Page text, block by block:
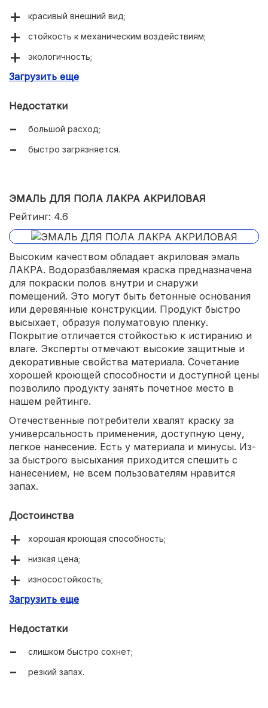
красивый внешний вид;
стойкость к механическим воздействиям;
экологичность;
широкий выбор цветов.
Загрузить еще
Недостатки
большой расход;
быстро загрязняется.
ЭМАЛЬ ДЛЯ ПОЛА ЛАКРА АКРИЛОВАЯ
Рейтинг: 4.6
Высоким качеством обладает акриловая эмаль
ЛАКРА. Водоразбавляемая краска предназначена
для покраски полов внутри и снаружи
помещений. Это могут быть бетонные основания
или деревянные конструкции. Продукт быстро
высыхает, образуя полуматовую пленку.
Покрытие отличается стойкостью к истиранию и
влаге. Эксперты отмечают высокие защитные и
декоративные свойства материала. Сочетание
хорошей кроющей способности и доступной цены
позволило продукту занять почетное место в
нашем рейтинге.
Отечественные потребители хвалят краску за
универсальность применения, доступную цену,
легкое нанесение. Есть у материала и минусы. Из-
за быстрого высыхания приходится спешить с
нанесением, не всем пользователям нравится
запах.
Достоинства
хорошая кроющая способность;
низкая цена;
износостойкость;
универсальность применения.
Загрузить еще
Недостатки
слишком быстро сохнет;
резкий запах.